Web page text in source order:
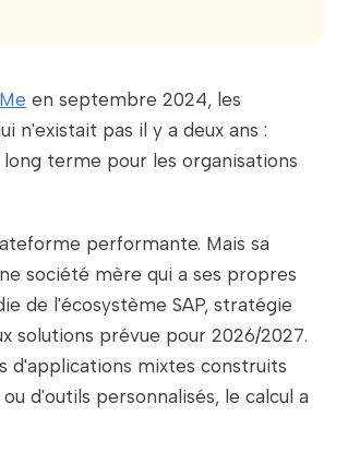
en septembre 2024, les
n'existait pas il y a deux ans :
terme pour les organisations
performante. Mais sa
société mère qui a ses propres
de l'écosystème SAP, stratégie
solutions prévue pour 2026/2027.
d'applications mixtes construits
d'outils personnalisés, le calcul a